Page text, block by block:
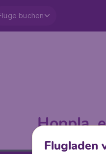
buchen
Hoppla,
Flugladen